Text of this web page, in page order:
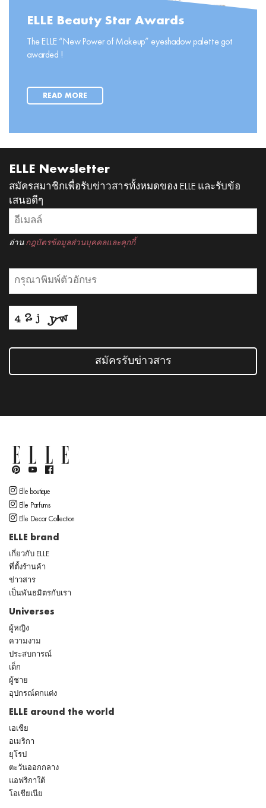
ELLE Beauty Star Awards
The ELLE “New Power of Makeup” eyeshadow palette got
awarded !
READ MORE
ELLE Newsletter
สมัครสมาชิกเพื่อรับข่าวสารทั้งหมดของ ELLE และรับข้อ
เสนอดีๆ
อ่าน กฎบัตรข้อมูลส่วนบุคคลและคุกกี้
สมัครรับข่าวสาร
Elle boutique
Elle Parfums
Elle Decor Collection
ELLE brand
เกี่ยวกับ ELLE
ที่ตั้งร้านค้า
ข่าวสาร
เป็นพันธมิตรกับเรา
Universes
ผู้หญิง
ความงาม
ประสบการณ์
เด็ก
ผู้ชาย
อุปกรณ์ตกแต่ง
ELLE around the world
เอเชีย
อเมริกา
ยุโรป
ตะวันออกกลาง
แอฟริกาใต้
โอเชียเนีย